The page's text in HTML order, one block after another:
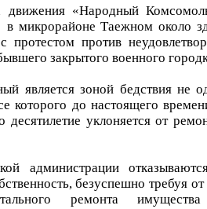
движения «Народный
микрорайоне Таежном около
протестом против
закрытого военного
является зоной бедствия не
которого до настоящего
уклоняется от
администрации
безуспешно требуя от
ремонта